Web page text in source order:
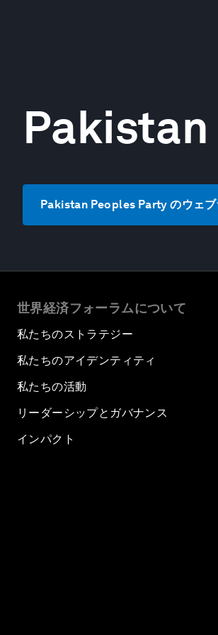
Pakistan Peoples Party のウェブ
世界経済フォーラムについて
私たちのストラテジー
私たちのアイデンティティ
私たちの活動
リーダーシップとガバナンス
インパクト